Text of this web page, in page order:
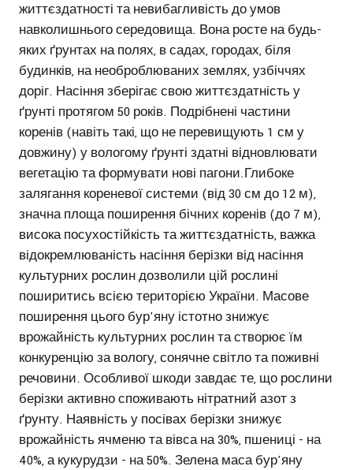
життєздатності та невибагливість до умов
навколишнього середовища. Вона росте на будь-
яких ґрунтах на полях, в садах, городах, біля
будинків, на необроблюваних землях, узбіччях
доріг. Насіння зберігає свою життєздатність у
ґрунті протягом 50 років. Подрібнені частини
коренів (навіть такі, що не перевищують 1 см у
довжину) у вологому ґрунті здатні відновлювати
вегетацію та формувати нові пагони.Глибоке
залягання кореневої системи (від 30 см до 12 м),
значна площа поширення бічних коренів (до 7 м),
висока посухостійкість та життєздатність, важка
відокремлюваність насіння берізки від насіння
культурних рослин дозволили цій рослині
поширитись всією територією України. Масове
поширення цього бур'яну істотно знижує
врожайність культурних рослин та створює їм
конкуренцію за вологу, сонячне світло та поживні
речовини. Особливої шкоди завдає те, що рослини
берізки активно споживають нітратний азот з
ґрунту. Наявність у посівах берізки знижує
врожайність ячменю та вівса на 30%, пшениці - на
40%, а кукурудзи - на 50%. Зелена маса бур'яну